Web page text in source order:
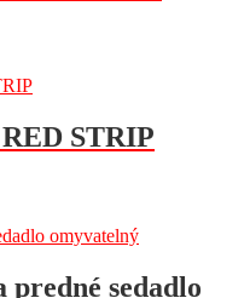
STRIP
sedadlo